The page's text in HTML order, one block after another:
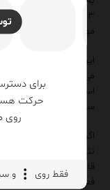
برای
حرکت
روی
فقط روی و
۳. چه تیم‌هایی برای
مهارت‌های موجود در
این ارزیابی، بر اساس
اساس تمایلات شخصی
سازمان.
نتایج مطلوبی نداشته،
قابلیت‌هایی از دست